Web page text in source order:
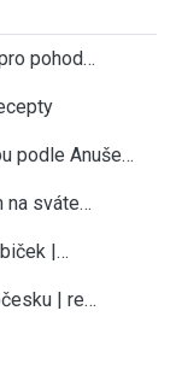
pohod…
podle Anuše…
na sváte…
|…
| re…